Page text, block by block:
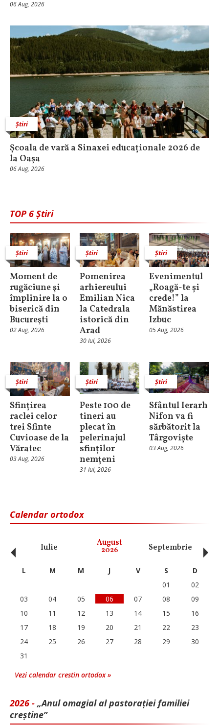
06 Aug, 2026
Știri
Școala de vară a Sinaxei educaționale 2026 de
la Oaşa
06 Aug, 2026
TOP 6 Știri
Știri
Moment de
rugăciune şi
împlinire la o
biserică din
Bucureşti
02 Aug, 2026
Știri
Pomenirea
arhiereului
Emilian Nica
la Catedrala
istorică din
Arad
30 Iul, 2026
Știri
Evenimentul
„Roagă-te și
crede!” la
Mănăstirea
Izbuc
05 Aug, 2026
Știri
Sfințirea
raclei celor
trei Sfinte
Cuvioase de la
Văratec
03 Aug, 2026
Știri
Peste 100 de
tineri au
plecat în
pelerinajul
sfinților
nemțeni
31 Iul, 2026
Știri
Sfântul Ierarh
Nifon va fi
sărbătorit la
Târgoviște
03 Aug, 2026
Calendar ortodox
Iulie August
2026 Septembrie
‹ L M M J V S
D
01
02
03
04 05 06 07 08
09
10
11 12 13 14 15
16
17
18 19 20 21 22
23
24
25 26 27 28 29
30
31
Vezi calendar crestin ortodox »
2026 - „Anul omagial al pastorației familiei
creștine”